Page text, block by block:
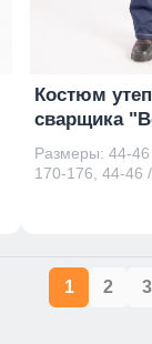
Костюм
сварщика
Размеры: 44-
170-176, 44-46
1 2 3